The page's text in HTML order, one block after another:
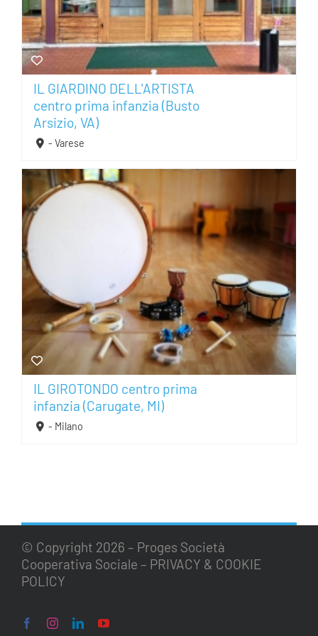
AREA SOCI
AREA RISERVATA
CONTATTI
LAVORA CON NOI
IL GIARDINO DELL'ARTISTA
centro prima infanzia (Busto
Arsizio, VA)
- Varese
IL GIROTONDO centro prima
infanzia (Carugate, MI)
- Milano
© Copyright 2026 – Proges Società
Cooperativa Sociale – PRIVACY & COOKIE
POLICY